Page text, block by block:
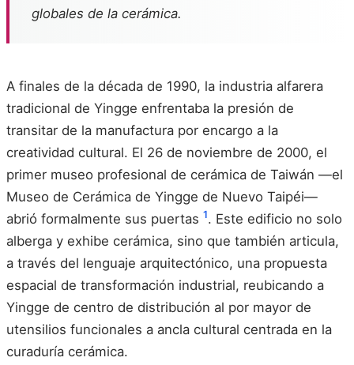
globales de la cerámica.
A finales de la década de 1990, la industria alfarera
tradicional de Yingge enfrentaba la presión de
transitar de la manufactura por encargo a la
creatividad cultural. El 26 de noviembre de 2000, el
primer museo profesional de cerámica de Taiwán —el
Museo de Cerámica de Yingge de Nuevo Taipéi—
abrió formalmente sus puertas 1. Este edificio no solo
alberga y exhibe cerámica, sino que también articula,
a través del lenguaje arquitectónico, una propuesta
espacial de transformación industrial, reubicando a
Yingge de centro de distribución al por mayor de
utensilios funcionales a ancla cultural centrada en la
curaduría cerámica.